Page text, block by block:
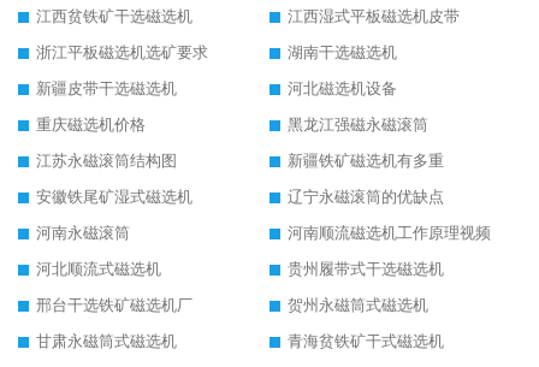
江西贫铁矿干选磁选机
江西湿式平板磁选机皮带
浙江平板磁选机选矿要求
湖南干选磁选机
新疆皮带干选磁选机
河北磁选机设备
重庆磁选机价格
黑龙江强磁永磁滚筒
江苏永磁滚筒结构图
新疆铁矿磁选机有多重
安徽铁尾矿湿式磁选机
辽宁永磁滚筒的优缺点
河南永磁滚筒
河南顺流磁选机工作原理视频
河北顺流式磁选机
贵州履带式干选磁选机
邢台干选铁矿磁选机厂
贺州永磁筒式磁选机
甘肃永磁筒式磁选机
青海贫铁矿干式磁选机